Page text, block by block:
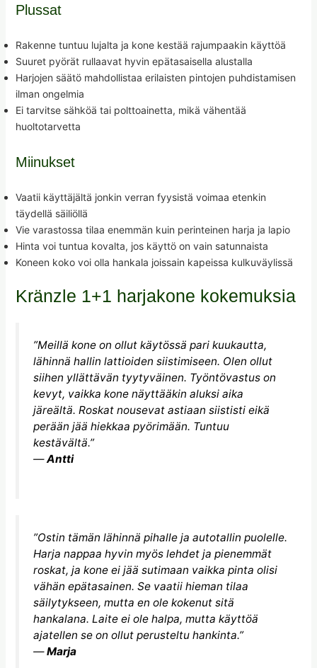
Plussat
Rakenne tuntuu lujalta ja kone kestää rajumpaakin käyttöä
Suuret pyörät rullaavat hyvin epätasaisella alustalla
Harjojen säätö mahdollistaa erilaisten pintojen puhdistamisen
ilman ongelmia
Ei tarvitse sähköä tai polttoainetta, mikä vähentää
huoltotarvetta
Miinukset
Vaatii käyttäjältä jonkin verran fyysistä voimaa etenkin
täydellä säiliöllä
Vie varastossa tilaa enemmän kuin perinteinen harja ja lapio
Hinta voi tuntua kovalta, jos käyttö on vain satunnaista
Koneen koko voi olla hankala joissain kapeissa kulkuväylissä
Kränzle 1+1 harjakone kokemuksia
”Meillä kone on ollut käytössä pari kuukautta,
lähinnä hallin lattioiden siistimiseen. Olen ollut
siihen yllättävän tyytyväinen. Työntövastus on
kevyt, vaikka kone näyttääkin aluksi aika
järeältä. Roskat nousevat astiaan siististi eikä
perään jää hiekkaa pyörimään. Tuntuu
kestävältä.”
—Antti
”Ostin tämän lähinnä pihalle ja autotallin puolelle.
Harja nappaa hyvin myös lehdet ja pienemmät
roskat, ja kone ei jää sutimaan vaikka pinta olisi
vähän epätasainen. Se vaatii hieman tilaa
säilytykseen, mutta en ole kokenut sitä
hankalana. Laite ei ole halpa, mutta käyttöä
ajatellen se on ollut perusteltu hankinta.”
—Marja